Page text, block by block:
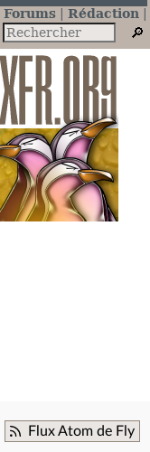
Forums
Rédaction
Flux Atom de Fly